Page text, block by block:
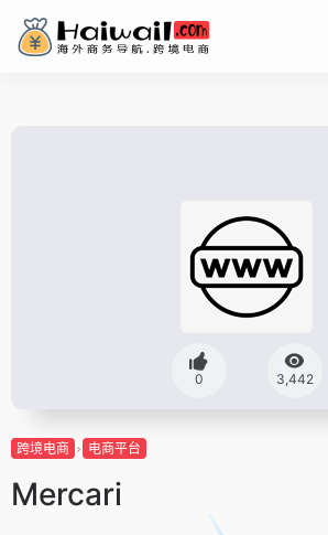
0 3,442
跨境电商 电商平台
Mercari